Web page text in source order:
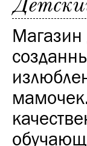
Магазин